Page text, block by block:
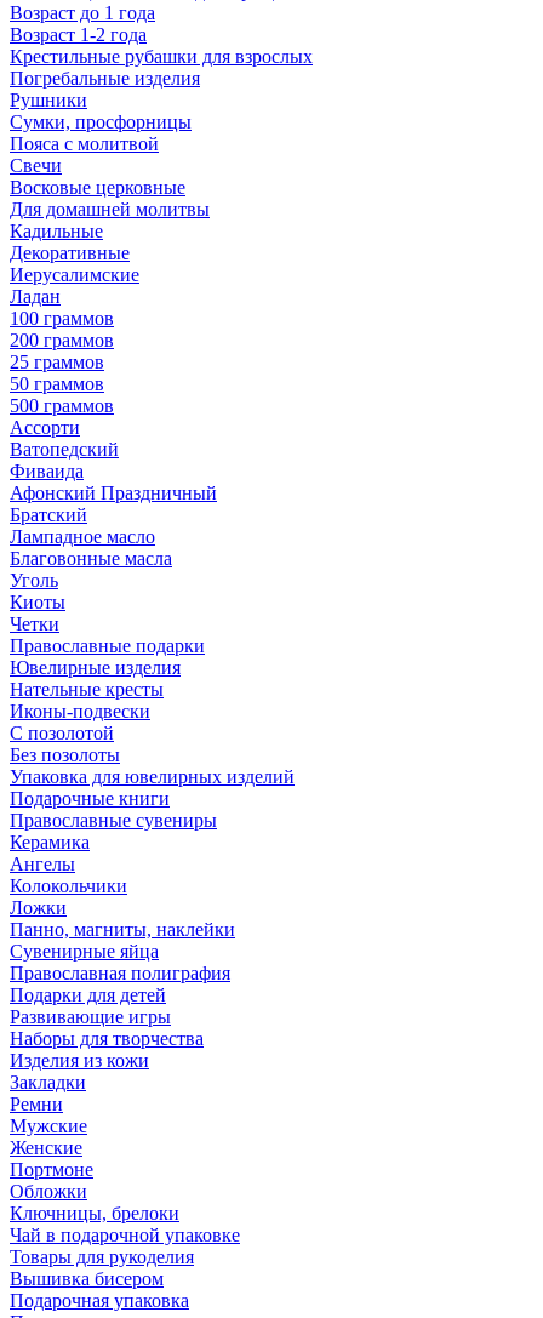
Возраст до 1 года
Возраст 1-2 года
Крестильные рубашки для взрослых
Погребальные изделия
Рушники
Сумки, просфорницы
Пояса с молитвой
Свечи
Восковые церковные
Для домашней молитвы
Кадильные
Декоративные
Иерусалимские
Ладан
100 граммов
200 граммов
25 граммов
50 граммов
500 граммов
Ассорти
Ватопедский
Фиваида
Афонский Праздничный
Братский
Лампадное масло
Благовонные масла
Уголь
Киоты
Четки
Православные подарки
Ювелирные изделия
Нательные кресты
Иконы-подвески
С позолотой
Без позолоты
Упаковка для ювелирных изделий
Подарочные книги
Православные сувениры
Керамика
Ангелы
Колокольчики
Ложки
Панно, магниты, наклейки
Сувенирные яйца
Православная полиграфия
Подарки для детей
Развивающие игры
Наборы для творчества
Изделия из кожи
Закладки
Ремни
Мужские
Женские
Портмоне
Обложки
Ключницы, брелоки
Чай в подарочной упаковке
Товары для рукоделия
Вышивка бисером
Подарочная упаковка